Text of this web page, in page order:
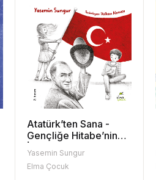
Atatürk’ten Sana -
Gençliğe Hitabe’nin
İzinde
Yasemin Sungur
Elma Çocuk